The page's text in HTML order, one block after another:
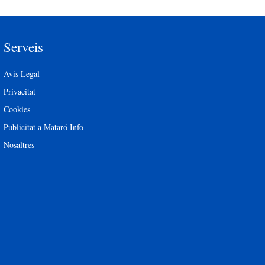
Serveis
Avís Legal
Privacitat
Cookies
Publicitat a Mataró Info
Nosaltres